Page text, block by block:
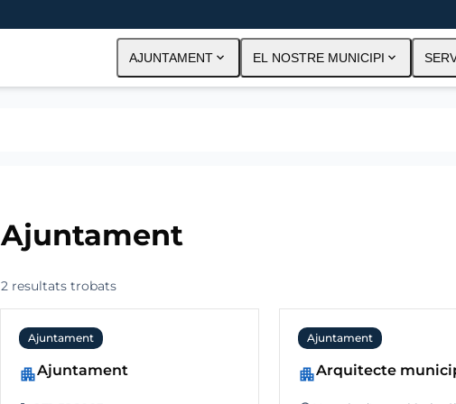
AJUNTAMENT expand_more EL NOSTRE MUNICIPI expand_more
Ajuntament
2 resultats trobats
Ajuntament
apartmentAjuntament
Ajuntament
apartmentArquitecte